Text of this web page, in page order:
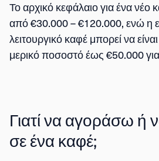
Το αρχικό κεφάλαιο για ένα νέο
από €30.000 – €120.000, ενώ η
λειτουργικό καφέ μπορεί να
μερικό ποσοστό έως €50.000
Γιατί να αγοράσω ή
σε ένα καφέ;